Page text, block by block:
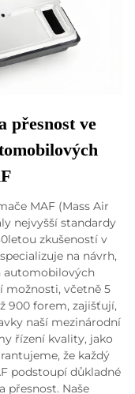
přesnost ve
MAF (Mass Air
nejvyšší standardy
zkušeností v
na návrh,
automobilových
možnosti, včetně 5
900 forem, zajišťují,
naší mezinárodní
řízení kvality, jako
že každý
podstoupí důkladné
přesnost. Naše